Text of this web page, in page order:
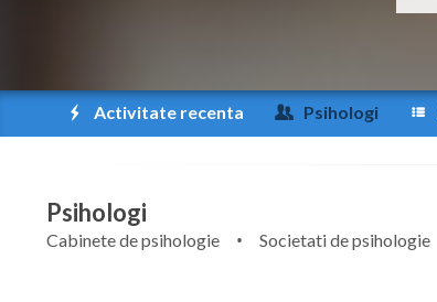
Activitate recenta Psihologi
Psihologi
Cabinete de psihologie Societati de psihologie